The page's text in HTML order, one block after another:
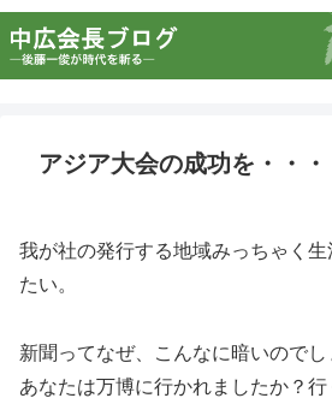
アジア大会の成功を・・・
我が社の発行する地域みっちゃく
たい。
新聞ってなぜ、こんなに暗いのでし
あなたは万博に行かれましたか？